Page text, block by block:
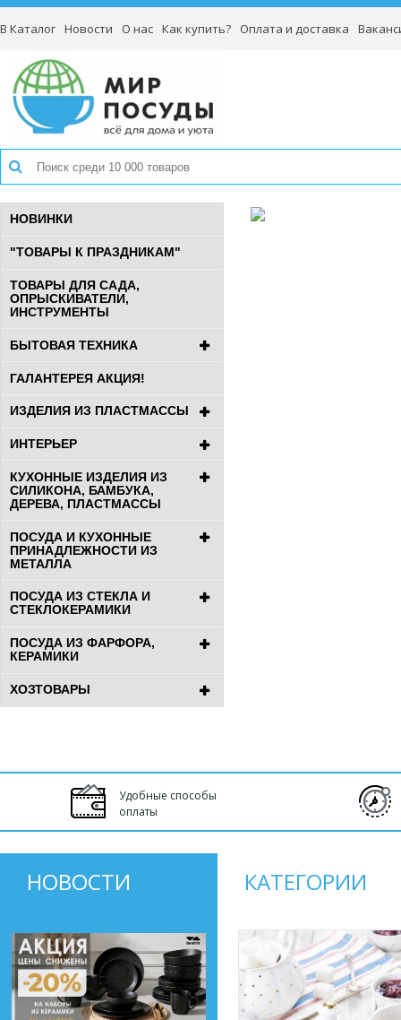
В Каталог Новости О нас Как купить? Оплата и доставка
НОВИНКИ
"ТОВАРЫ К ПРАЗДНИКАМ"
ТОВАРЫ ДЛЯ САДА,
ОПРЫСКИВАТЕЛИ,
ИНСТРУМЕНТЫ
БЫТОВАЯ ТЕХНИКА
ГАЛАНТЕРЕЯ АКЦИЯ!
ИЗДЕЛИЯ ИЗ ПЛАСТМАССЫ
ИНТЕРЬЕР
КУХОННЫЕ ИЗДЕЛИЯ ИЗ
СИЛИКОНА, БАМБУКА,
ДЕРЕВА, ПЛАСТМАССЫ
ПОСУДА И КУХОННЫЕ
ПРИНАДЛЕЖНОСТИ ИЗ
МЕТАЛЛА
ПОСУДА ИЗ СТЕКЛА И
СТЕКЛОКЕРАМИКИ
ПОСУДА ИЗ ФАРФОРА,
КЕРАМИКИ
ХОЗТОВАРЫ
Удобные способы
оплаты
НОВОСТИ КАТЕГОРИИ